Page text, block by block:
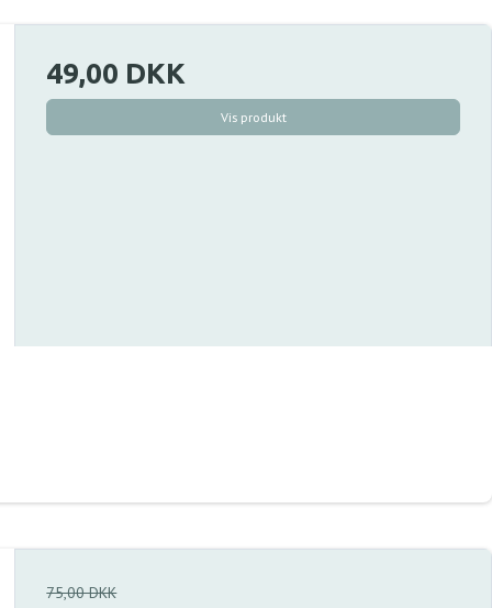
49,00 DKK
Vis produkt
75,00 DKK